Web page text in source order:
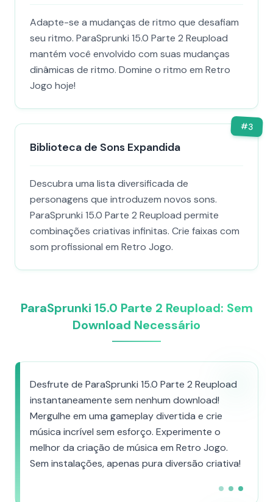
Adapte-se a mudanças de ritmo que desafiam
seu ritmo. ParaSprunki 15.0 Parte 2 Reupload
mantém você envolvido com suas mudanças
dinâmicas de ritmo. Domine o ritmo em Retro
Jogo hoje!
#3
Biblioteca de Sons Expandida
Descubra uma lista diversificada de
personagens que introduzem novos sons.
ParaSprunki 15.0 Parte 2 Reupload permite
combinações criativas infinitas. Crie faixas com
som profissional em Retro Jogo.
ParaSprunki 15.0 Parte 2 Reupload: Sem
Download Necessário
Desfrute de ParaSprunki 15.0 Parte 2 Reupload
instantaneamente sem nenhum download!
Mergulhe em uma gameplay divertida e crie
música incrível sem esforço. Experimente o
melhor da criação de música em Retro Jogo.
Sem instalações, apenas pura diversão criativa!